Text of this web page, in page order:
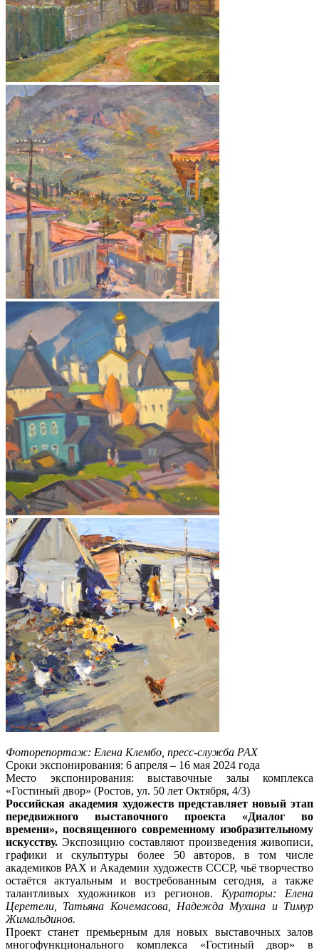
Фоторепортаж: Елена Клембо, пресс-служба РАХ
Сроки экспонирования: 6 апреля – 16 мая 2024 года
Место экспонирования: выставочные залы комплекса
«Гостиный двор» (Ростов, ул. 50 лет Октября, 4/3)
Российская академия художеств представляет новый этап
передвижного выставочного проекта «Диалог во
времени», посвященного современному изобразительному
искусству. Экспозицию составляют произведения живописи,
графики и скульптуры более 50 авторов, в том числе
академиков РАХ и Академии художеств СССР, чьё творчество
остаётся актуальным и востребованным сегодня, а также
талантливых художников из регионов. Кураторы: Елена
Церетели, Татьяна Кочемасова, Надежда Мухина и Тимур
Жимальдинов.
Проект станет премьерным для новых выставочных залов
многофункционального комплекса «Гостиный двор» в